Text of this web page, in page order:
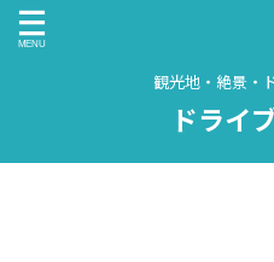
観光地・絶景・
ドライ